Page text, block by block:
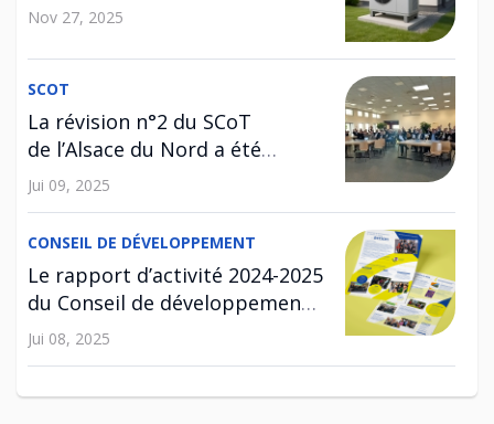
Nov 27, 2025
SCOT
La révision n°2 du SCoT
de l’Alsace du Nord a été
approuvée !
Jui 09, 2025
CONSEIL DE DÉVELOPPEMENT
Le rapport d’activité 2024-2025
du Conseil de développement
est disponible !
Jui 08, 2025
SCOT